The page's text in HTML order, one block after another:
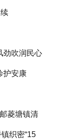
劲吹润民心
护安康
菱塘镇清
织密“15